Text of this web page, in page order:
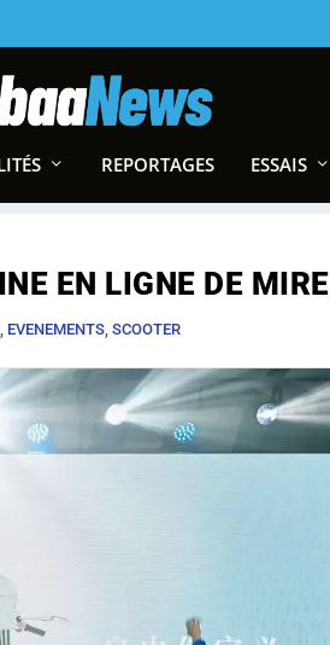
REPORTAGES ESSAIS
EN LIGNE DE MIRE
EVENEMENTS SCOOTER